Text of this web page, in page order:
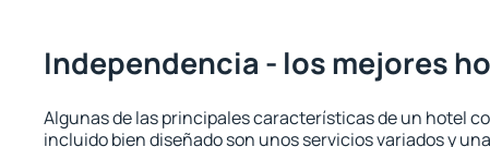
Independencia - los mejores
Algunas de las principales características de un hotel
incluido bien diseñado son unos servicios variados y una